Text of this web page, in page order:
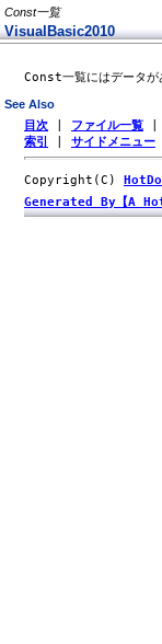
Const一覧
VisualBasic2010
Const一覧にはデータが
See Also
目次 ファイル一覧
索引
サイドメニュー
Copyright(C)
Generated By【A